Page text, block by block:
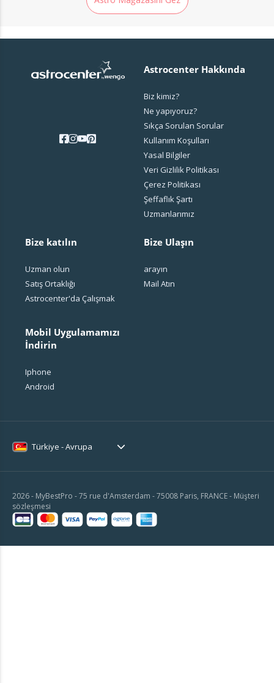
Astrocenter Hakkında
Biz kimiz?
Ne yapıyoruz?
Sıkça Sorulan Sorular
Kullanım Koşulları
Yasal Bilgiler
Veri Gizlilik Politikası
Çerez Politikası
Şeffaflık Şartı
Uzmanlarımız
Bize katılın
Uzman olun
Satış Ortaklığı
Astrocenter'da Çalışmak
Mobil Uygulamamızı
İndirin
Iphone
Android
Bize Ulaşın
arayın
Mail Atın
Türkiye - Avrupa
2026 - MyBestPro - 75 rue d'Amsterdam - 75008 Paris, FRANCE - Müşteri
sözleşmesi